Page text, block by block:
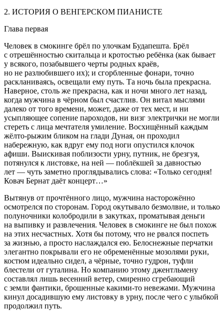
2. ИСТОРИЯ О ВЕНГЕРСКОМ ПИАНИСТЕ
Глава первая
Человек в смокинге брёл по улочкам Будапешта. Брёл
с отрешённостью скитальца и кротостью ребёнка (как бывает
у всякого, позабывшего черты родных краёв,
но не разлюбившего их); и сгорбленные фонари, точно
раскланиваясь, освещали ему путь. Та ночь была прекрасна.
Наверное, столь же прекрасна, как и ночи много лет назад,
когда мужчина в чёрном был счастлив. Он витал мыслями
далеко от того времени, может, даже от тех мест, и ни
усыпляющее сопение пароходов, ни визг электрички не могли
стереть с лица мечтателя умиление. Восхищённый каждым
жёлто-рыжим бликом на глади Дуная, он проходил
набережную, как вдруг ему под ноги опустился клочок
афиши. Выискивая поблизости урну, путник, не брезгуя,
потянулся к листовке, на ней — поблёкшей за давностью
лет — чуть заметно проглядывались слова: «Только сегодня!
Ковач Бернат даёт концерт…»
Вытянув от прочтённого лицо, мужчина насторожённо
осмотрелся по сторонам. Город окутывало безмолвие, и только
полуночники колобродили в закутках, проматывая деньги
на выпивку и развлечения. Человек в смокинге не был похож
на этих несчастных. Хотя бы потому, что не рвался поспеть
за жизнью, а просто наслаждался ею. Белоснежные перчатки
элегантно покрывали его не обременённые мозолями руки,
костюм идеально сидел, а чёрные, точно гудрон, туфли
блестели от гуталина. Но компанию этому джентльмену
составлял лишь весенний ветер, смиренно сгребающий
с земли фантики, брошенные какими-то невежами. Мужчина
кинул досадившую ему листовку в урну, после чего с улыбкой
продолжил путь.